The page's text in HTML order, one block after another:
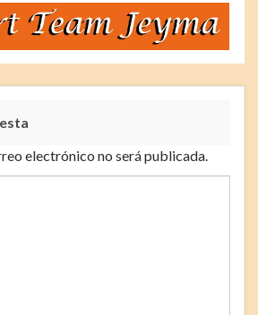
electrónico no será publicada.